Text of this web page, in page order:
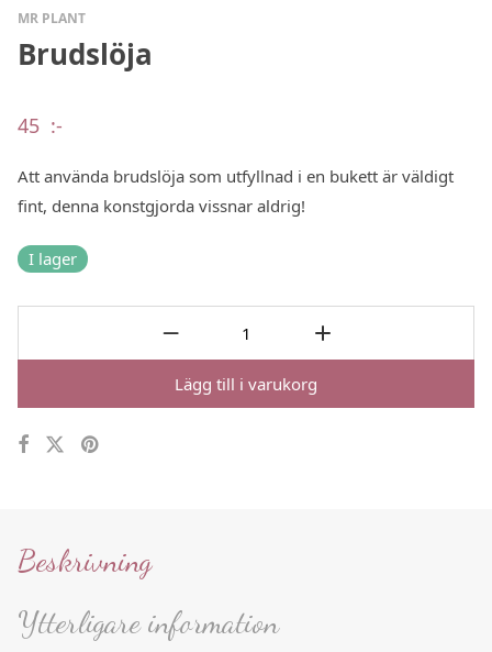
MR PLANT
Brudslöja
45 :-
Att använda brudslöja som utfyllnad i en bukett är väldigt
fint, denna konstgjorda vissnar aldrig!
I lager
Lägg till i varukorg
Beskrivning
Ytterligare information